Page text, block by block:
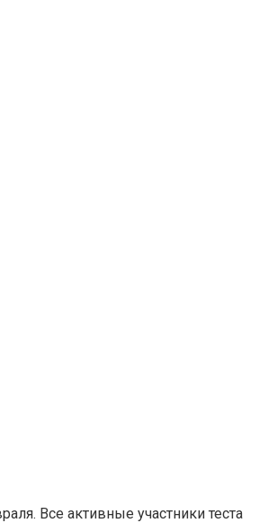
Все активные участники теста